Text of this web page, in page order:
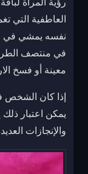
رؤية المرأة
العاطفية التي
نفسه يمشي في
في منتصف
معينة أو فسخ
إذا كان الشخص
يمكن اعتبار
والإنجازات